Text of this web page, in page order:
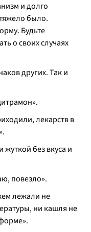
и долго
было.
Будьте
о своих случаях
других. Так и
лекарств в
без вкуса и
повезло».
лежали не
ни кашля не